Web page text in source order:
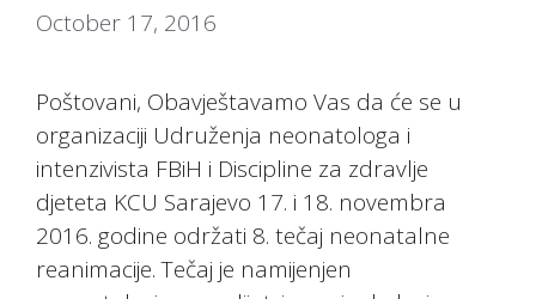
October 17, 2016
Poštovani, Obavještavamo Vas da će se u
organizaciji Udruženja neonatologa i
intenzivista FBiH i Discipline za zdravlje
djeteta KCU Sarajevo 17. i 18. novembra
2016. godine održati 8. tečaj neonatalne
reanimacije. Tečaj je namijenjen